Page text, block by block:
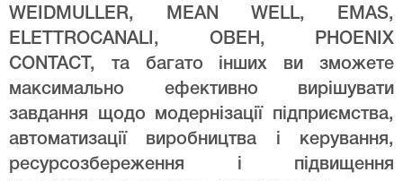
WEIDMULLER, MEAN WELL, EMAS,
ELETTROCANALI, ОВЕН, PHOENIX
CONTACT, та багато інших ви зможете
максимально ефективно вирішувати
завдання щодо модернізації підприємства,
автоматизації виробництва і керування,
ресурсозбереження і підвищення